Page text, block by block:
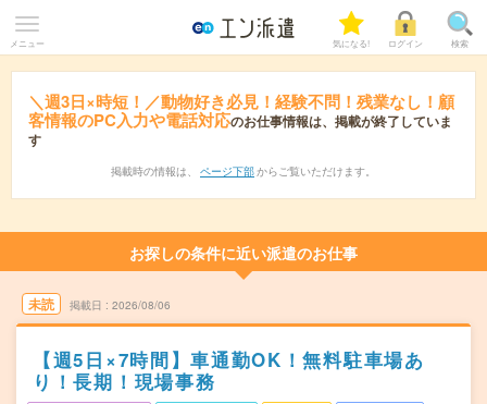
メニュー 気になる! ログイン 検索
＼週3日×時短！／動物好き必見！経験不問！残業なし！顧
客情報のPC入力や電話対応のお仕事情報は、掲載が終了していま
す
掲載時の情報は、 ページ下部 からご覧いただけます。
お探しの条件に近い派遣のお仕事
未読 掲載日 2026/08/06
【週5日×7時間】車通勤OK！無料駐車場あ
り！長期！現場事務